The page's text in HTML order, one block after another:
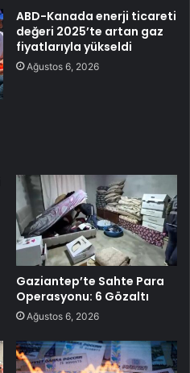
ABD-Kanada enerji ticareti
değeri 2025’te artan gaz
fiyatlarıyla yükseldi
Ağustos 6, 2026
Gaziantep’te Sahte Para
Operasyonu: 6 Gözaltı
Ağustos 6, 2026